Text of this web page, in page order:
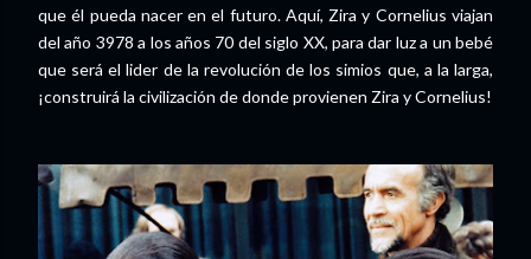
que él pueda nacer en el futuro. Aquí, Zira y Cornelius viajan
del año 3978 a los años 70 del siglo XX, para dar luz a un bebé
que será el lider de la revolución de los simios que, a la larga,
¡construirá la civilización de donde provienen Zira y Cornelius!